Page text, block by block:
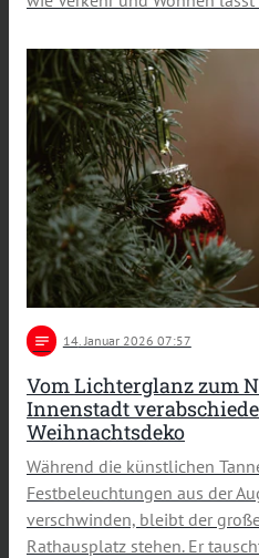
notes 14. Januar 2026 07:57
Vom Lichterglanz zum
Innenstadt
Weihnachtsdeko
Während die künstlichen
Festbeleuchtungen aus der
verschwinden, bleibt der
Rathausplatz stehen. Er